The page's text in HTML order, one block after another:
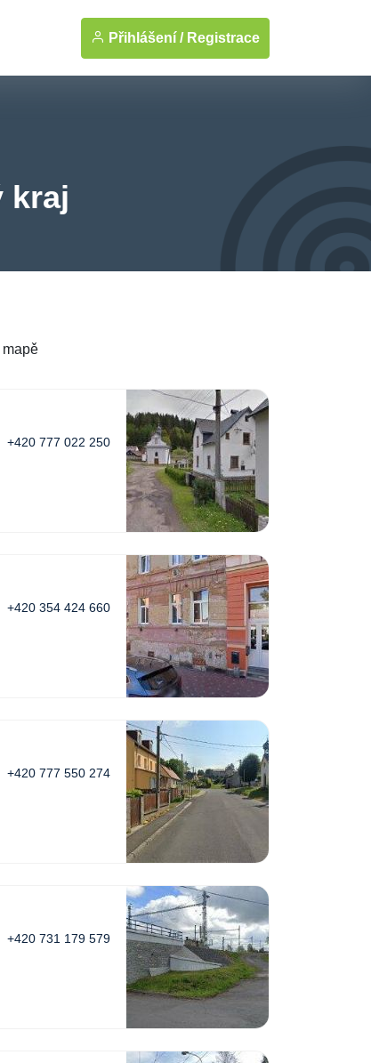
Přihlášení / Registrace
kraj
+420 777 022 250
+420 354 424 660
+420 777 550 274
+420 731 179 579